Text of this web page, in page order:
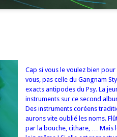
Cap si vous le voulez bien pour
vous, pas celle du Gangnam
exacts antipodes du Psy. La
instruments sur ce second
Des instruments coréens
aurons vite oublié les noms.
par la bouche, cithare, … Mais